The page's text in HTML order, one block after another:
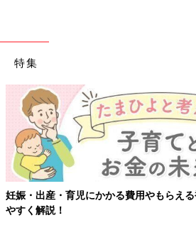
特集
わかり 【ワクチン接種できるもの